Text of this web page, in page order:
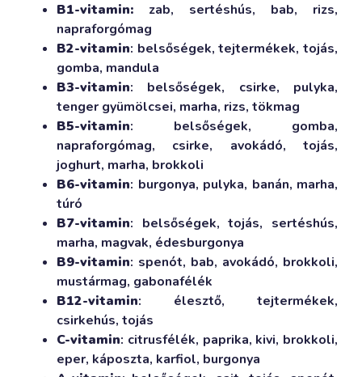
B1-vitamin: zab, sertéshús, bab, rizs,
napraforgómag
B2-vitamin: belsőségek, tejtermékek, tojás,
gomba, mandula
B3-vitamin: belsőségek, csirke, pulyka,
tenger gyümölcsei, marha, rizs, tökmag
B5-vitamin: belsőségek, gomba,
napraforgómag, csirke, avokádó, tojás,
joghurt, marha, brokkoli
B6-vitamin: burgonya, pulyka, banán, marha,
túró
B7-vitamin: belsőségek, tojás, sertéshús,
marha, magvak, édesburgonya
B9-vitamin: spenót, bab, avokádó, brokkoli,
mustármag, gabonafélék
B12-vitamin: élesztő, tejtermékek,
csirkehús, tojás
C-vitamin: citrusfélék, paprika, kivi, brokkoli,
eper, káposzta, karfiol, burgonya